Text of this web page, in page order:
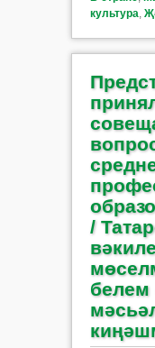
культура,
/
белем